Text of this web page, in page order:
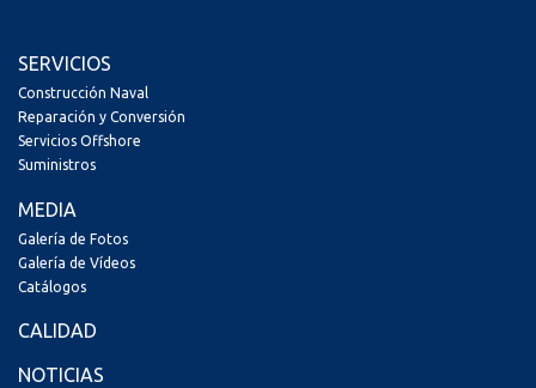
SERVICIOS
Construcción Naval
Reparación y Conversión
Servicios Offshore
Suministros
MEDIA
Galería de Fotos
Galería de Vídeos
Catálogos
CALIDAD
NOTICIAS